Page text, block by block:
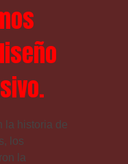
la historia de
los
la